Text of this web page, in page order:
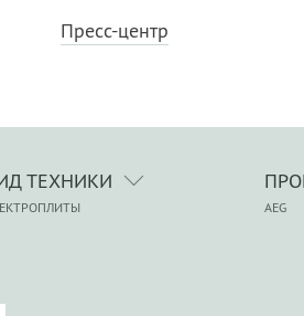
Пресс-центр
ТЕХНИКИ
AEG